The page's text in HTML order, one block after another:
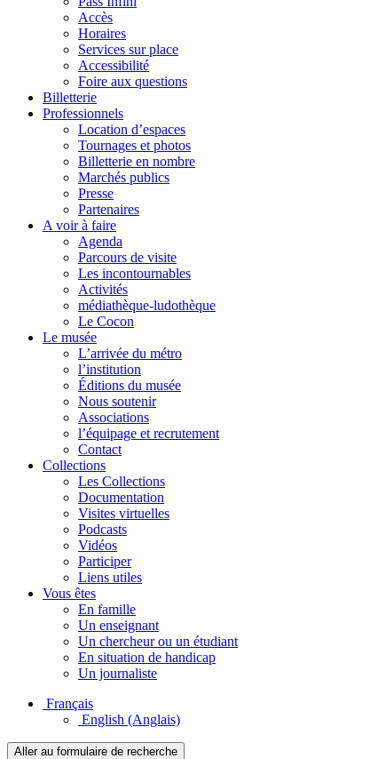
Accès
Horaires
Services sur place
Accessibilité
Foire aux questions
Billetterie
Professionnels
Location d’espaces
Tournages et photos
Billetterie en nombre
Marchés publics
Presse
Partenaires
A voir à faire
Agenda
Parcours de visite
Les incontournables
Activités
médiathèque-ludothèque
Le Cocon
Le musée
L’arrivée du métro
l’institution
Éditions du musée
Nous soutenir
Associations
l’équipage et recrutement
Contact
Collections
Les Collections
Documentation
Visites virtuelles
Podcasts
Vidéos
Participer
Liens utiles
Vous êtes
En famille
Un enseignant
Un chercheur ou un étudiant
En situation de handicap
Un journaliste
Français
English (Anglais)
Aller au formulaire de recherche